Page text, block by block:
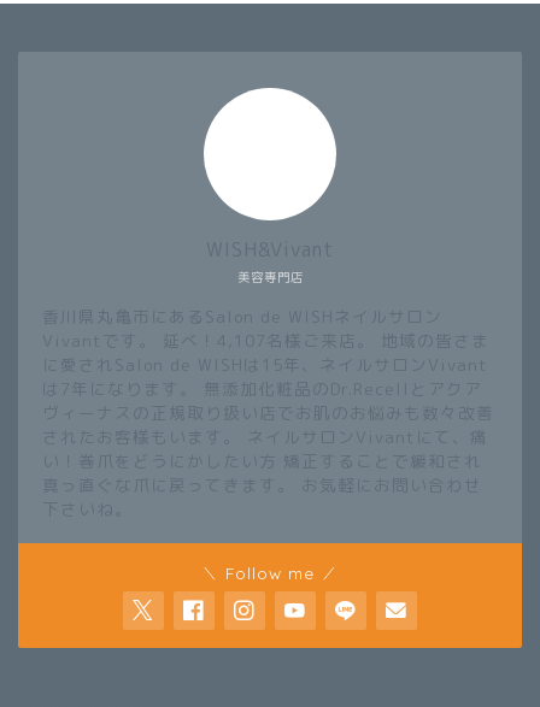
美容専門店
WISH&Vivant
香川県丸亀市にあるSalon de WISHネイルサロン
Vivantです。 延べ！4,107名様ご来店。 地域の皆さま
に愛されSalon de WISHは15年、ネイルサロンVivant
は7年になります。 無添加化粧品のDr.Recellとアクア
ヴィーナスの正規取り扱い店でお肌のお悩みも数々改善
されたお客様もいます。 ネイルサロンVivantにて、痛
い！巻爪をどうにかしたい方 矯正することで緩和され
真っ直ぐな爪に戻ってきます。 お気軽にお問い合わせ
下さいね。
＼ Follow me ／